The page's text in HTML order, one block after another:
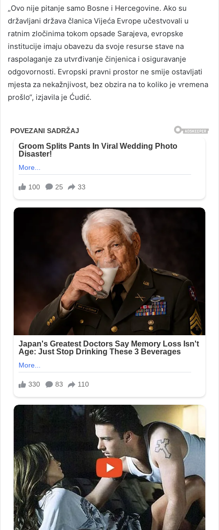
„Ovo nije pitanje samo Bosne i Hercegovine. Ako su
državljani država članica Vijeća Evrope učestvovali u
ratnim zločinima tokom opsade Sarajeva, evropske
institucije imaju obavezu da svoje resurse stave na
raspolaganje za utvrđivanje činjenica i osiguravanje
odgovornosti. Evropski pravni prostor ne smije ostavljati
mjesta za nekažnjivost, bez obzira na to koliko je vremena
prošlo“, izjavila je Ćudić.